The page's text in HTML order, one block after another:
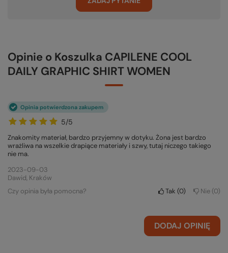
Opinie o Koszulka CAPILENE COOL
DAILY GRAPHIC SHIRT WOMEN
5/5
Opinia potwierdzona zakupem
Znakomity materiał, bardzo przyjemny w dotyku. Żona jest bardzo
wrażliwa na wszelkie drapiące materiały i szwy, tutaj niczego takiego
nie ma.
2023-09-03
Dawid, Kraków
Czy opinia była pomocna?
Tak 0 Nie 0
DODAJ OPINIĘ